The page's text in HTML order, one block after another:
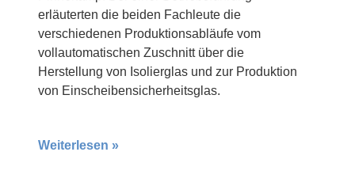
erläuterten die beiden Fachleute die
verschiedenen Produktionsabläufe vom
vollautomatischen Zuschnitt über die
Herstellung von Isolierglas und zur Produktion
von Einscheibensicherheitsglas.
Weiterlesen »